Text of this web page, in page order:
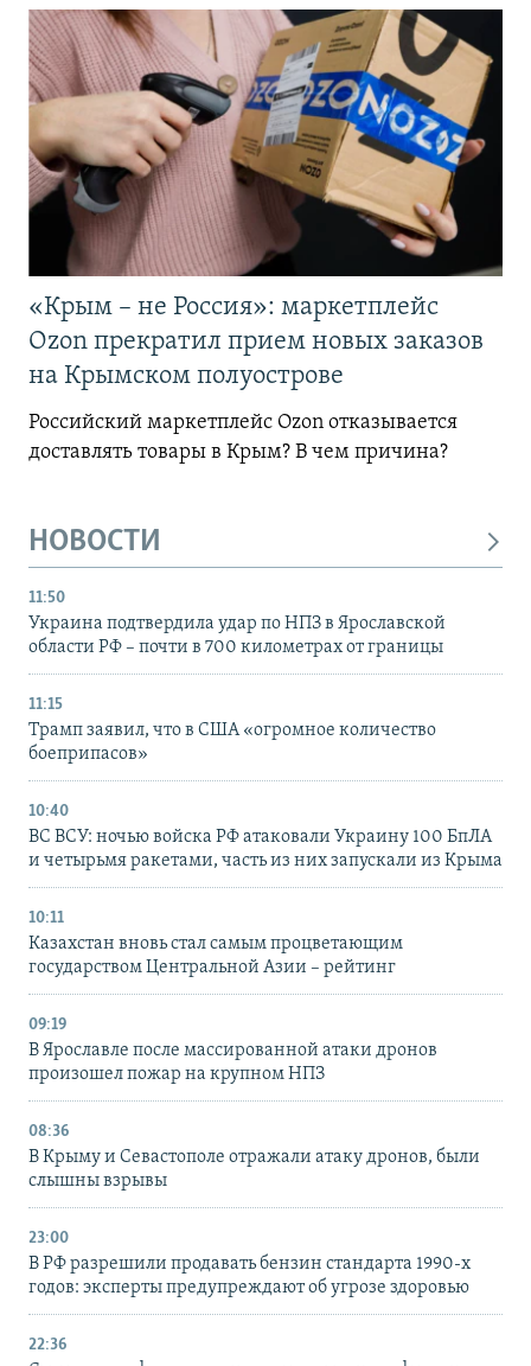
«Крым – не Россия»: маркетплейс
Ozon прекратил прием новых заказов
на Крымском полуострове
Российский маркетплейс Ozon отказывается
доставлять товары в Крым? В чем причина?
НОВОСТИ
11:50
Украина подтвердила удар по НПЗ в Ярославской
области РФ – почти в 700 километрах от границы
11:15
Трамп заявил, что в США «огромное количество
боеприпасов»
10:40
ВС ВСУ: ночью войска РФ атаковали Украину 100 БпЛА
и четырьмя ракетами, часть из них запускали из Крыма
10:11
Казахстан вновь стал самым процветающим
государством Центральной Азии – рейтинг
09:19
В Ярославле после массированной атаки дронов
произошел пожар на крупном НПЗ
08:36
В Крыму и Севастополе отражали атаку дронов, были
слышны взрывы
23:00
В РФ разрешили продавать бензин стандарта 1990-х
годов: эксперты предупреждают об угрозе здоровью
22:36